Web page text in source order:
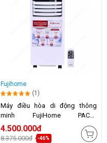
Fujihome
(1)
Máy điều hòa di động thông
minh FujiHome PAC07
(7000BTU)
4.500.000đ
8.375.000đ -46%